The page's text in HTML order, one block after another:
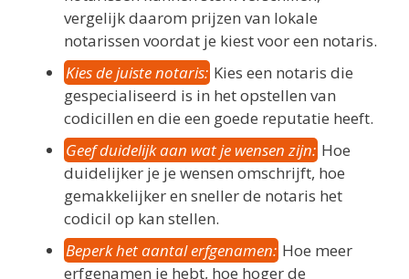
vergelijk daarom prijzen van lokale
notarissen voordat je kiest voor een notaris.
Kies de juiste notaris: Kies een notaris die
gespecialiseerd is in het opstellen van
codicillen en die een goede reputatie heeft.
Geef duidelijk aan wat je wensen zijn: Hoe
duidelijker je je wensen omschrijft, hoe
gemakkelijker en sneller de notaris het
codicil op kan stellen.
Beperk het aantal erfgenamen: Hoe meer
erfgenamen je hebt, hoe hoger de